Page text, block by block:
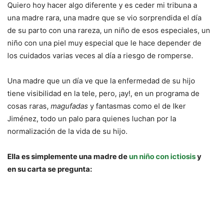
Quiero hoy hacer algo diferente y es ceder mi tribuna a
una madre rara, una madre que se vio sorprendida el día
de su parto con una rareza, un niño de esos especiales, un
niño con una piel muy especial que le hace depender de
los cuidados varias veces al día a riesgo de romperse.
Una madre que un día ve que la enfermedad de su hijo
tiene visibilidad en la tele, pero, ¡ay!, en un programa de
cosas raras, magufadas y fantasmas como el de Iker
Jiménez, todo un palo para quienes luchan por la
normalización de la vida de su hijo.
Ella es simplemente una madre de un niño con ictiosisy
en su carta se pregunta: